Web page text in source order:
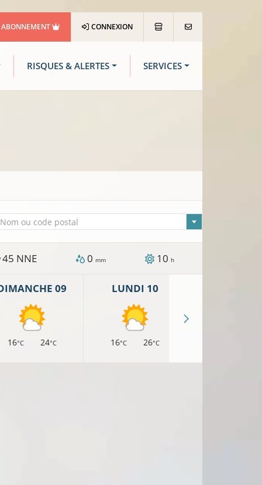
ABONNEMENT CONNEXION
RISQUES & ALERTES SERVICES
sélectionnée
Nom ou code postal
45 NNE 0 mm 10 h
09
16°C 24°C
LUNDI 10
16°C 26°C